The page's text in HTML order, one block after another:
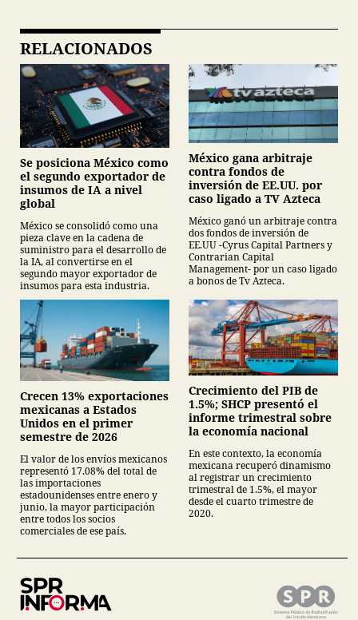
RELACIONADOS
Se posiciona México como
el segundo exportador de
insumos de IA a nivel
global
México se consolidó como una
pieza clave en la cadena de
suministro para el desarrollo de
la IA, al convertirse en el
segundo mayor exportador de
insumos para esta industria.
México gana arbitraje
contra fondos de
inversión de EE.UU. por
caso ligado a TV Azteca
México ganó un arbitraje contra
dos fondos de inversión de
EE.UU -Cyrus Capital Partners y
Contrarian Capital
Management- por un caso ligado
a bonos de Tv Azteca.
Crecen 13% exportaciones
mexicanas a Estados
Unidos en el primer
semestre de 2026
El valor de los envíos mexicanos
representó 17.08% del total de
las importaciones
estadounidenses entre enero y
junio, la mayor participación
entre todos los socios
comerciales de ese país.
Crecimiento del PIB de
1.5%; SHCP presentó el
informe trimestral sobre
la economía nacional
En este contexto, la economía
mexicana recuperó dinamismo
al registrar un crecimiento
trimestral de 1.5%, el mayor
desde el cuarto trimestre de
2020.